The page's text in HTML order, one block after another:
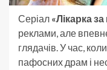
Серіал «Лікарка
реклами, але
глядачів. У час,
пафосних драм і